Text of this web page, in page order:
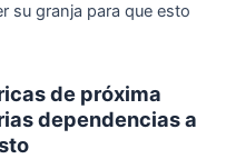
su granja para que esto
de próxima
dependencias a